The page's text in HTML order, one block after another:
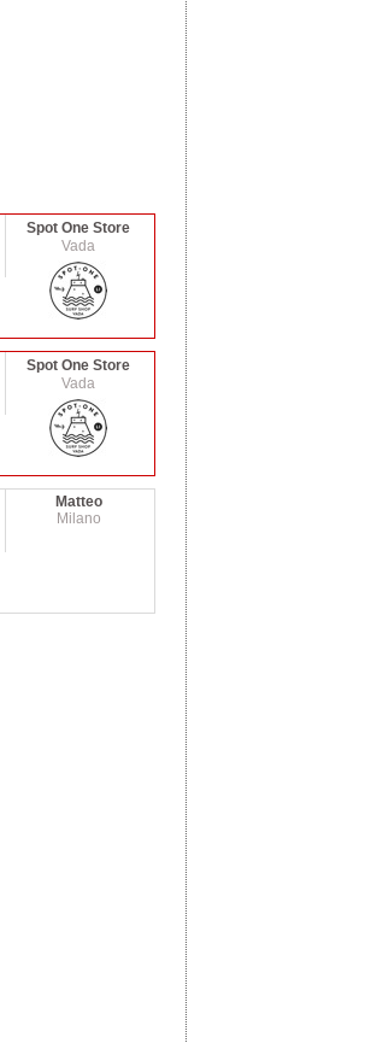
Spot One Store
Vada
Spot One Store
Vada
Matteo
Milano